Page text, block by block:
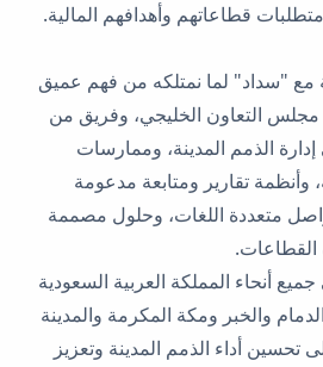
قطاعاتهم وأهدافهم المالية.
مع "سداد" لما نمتلكه من فهم عميق
مجلس التعاون الخليجي، وفريق من
الذمم المدينة، وممارسات
تقارير ومتابعة مدعومة
متعددة اللغات، وحلول مصممة
أنحاء المملكة العربية السعودية
والخبر ومكة المكرمة والمدينة
تحسين أداء الذمم المدينة وتعزيز